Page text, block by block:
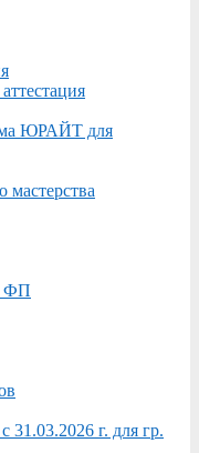
ЮРАЙТ для
мастерства
ФП
31.03.2026 г. для гр.